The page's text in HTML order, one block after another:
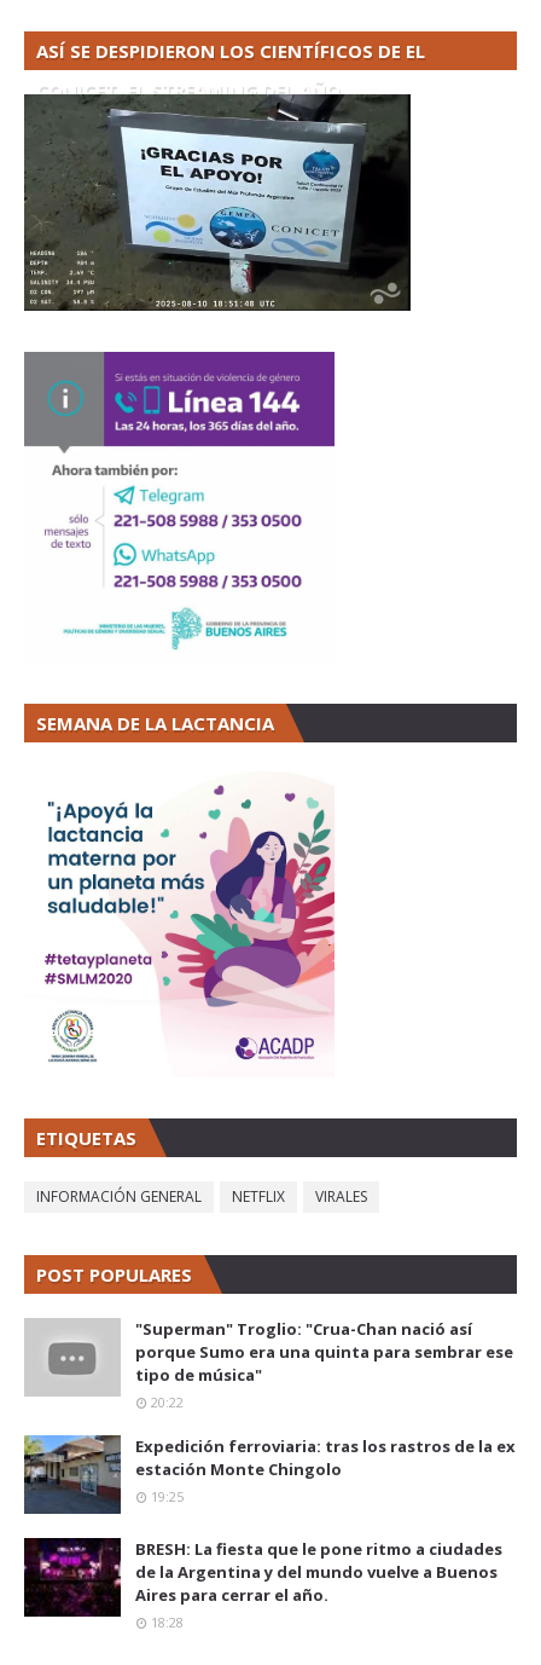
ASÍ SE DESPIDIERON LOS CIENTÍFICOS DE EL
CONICET. EL STREAMING DEL AÑO
SEMANA DE LA LACTANCIA
ETIQUETAS
INFORMACIÓN GENERAL NETFLIX VIRALES
POST POPULARES
"Superman" Troglio: "Crua-Chan nació así
porque Sumo era una quinta para sembrar ese
tipo de música"
20:22
Expedición ferroviaria: tras los rastros de la ex
estación Monte Chingolo
19:25
BRESH: La fiesta que le pone ritmo a ciudades
de la Argentina y del mundo vuelve a Buenos
Aires para cerrar el año.
18:28